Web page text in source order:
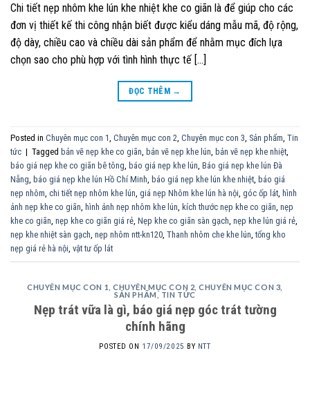
Chi tiết nẹp nhôm khe lún khe nhiệt khe co giãn là để giúp cho các
đơn vị thiết kế thi công nhận biết được kiểu dáng mẫu mã, độ rộng,
độ dày, chiều cao và chiều dài sản phẩm để nhằm mục đích lựa
chọn sao cho phù hợp với tình hình thực tế […]
ĐỌC THÊM →
Posted in Chuyên mục con 1, Chuyên mục con 2, Chuyên mục con 3, Sản phẩm, Tin
tức | Tagged bản vẽ nẹp khe co giãn, bản vẽ nẹp khe lún, bản vẽ nẹp khe nhiệt,
báo giá nẹp khe co giãn bê tông, báo giá nẹp khe lún, Báo giá nẹp khe lún Đà
Nẵng, báo giá nẹp khe lún Hồ Chí Minh, báo giá nẹp khe lún khe nhiệt, báo giá
nẹp nhôm, chi tiết nẹp nhôm khe lún, giá nẹp Nhôm khe lún hà nội, góc ốp lát, hình
ảnh nẹp khe co giãn, hình ảnh nẹp nhôm khe lún, kích thước nẹp khe co giãn, nẹp
khe co giãn, nẹp khe co giãn giá rẻ, Nẹp khe co giãn sàn gạch, nẹp khe lún giá rẻ,
nẹp khe nhiệt sàn gạch, nẹp nhôm ntt-kn120, Thanh nhôm che khe lún,tổng kho
nẹp giá rẻ hà nội, vật tư ốp lát
CHUYÊN MỤC CON 1 ,CHUYÊN MỤC CON 2 ,CHUYÊN MỤC CON 3
SẢN PHẨM , TIN TỨC
Nẹp trát vữa là gì, báo giá nẹp góc trát tường
chính hãng
POSTED ON 17/09/2025 BY NTT